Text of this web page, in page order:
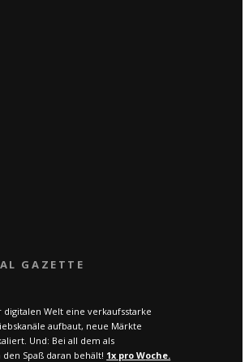
GAZETTE
digitalen Welt eine verkaufsstarke
aufbaut, neue Märkte
Und: Bei all dem als
Spaß daran behält! 1x pro Woche.